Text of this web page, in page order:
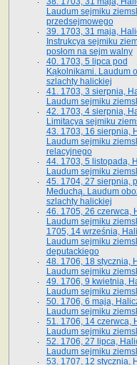
Laudum sejmiku
przedsejmowego
39. 1703, 31 maja,
Instrukcya sejmiku
posłom na sejm walny
40. 1703, 5 lipca pod
Kąkolnikami. Laudum
szlachty halickiej
41­. 1703, 3 sierpnia,
Laudum sejmiku
42. 1703, 4 sierpnia,
Limitacya sejmiku
43. 1703, 16 sierpnia,
Laudum sejmiku
relacyjnego
44. 1703, 5 listopada,
Laudum sejmiku
45. 1704, 27 sierpnia,
Meduchą. Laudum
szlachty halickiej
46. 1705, 26 czerwca,
Laudum sejmiku
1705, 14 września,
Laudum sejmiku
deputackiego
48. 1706, 18 stycznia,
Laudum sejmiku
49. 1706, 9 kwietnia,
Laudum sejmiku
50. 1706, 6 maja,
Laudum sejmiku
51. 1706, 14 czerwca,
Laudum sejmiku
52. 1706, 27 lipca,
Laudum sejmiku
53. 1707, 12 stycznia,